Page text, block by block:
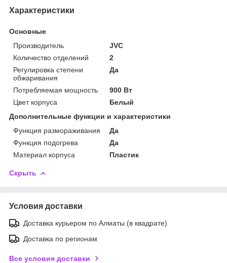
Характеристики
Основные
Производитель
JVC
Количество отделений
2
Регулировка степени
обжаривания
Да
Потребляемая мощность
900 Вт
Цвет корпуса
Белый
Дополнительные функции и характеристики
Функция размораживания
Да
Функция подогрева
Да
Материал корпуса
Пластик
Скрыть
Условия доставки
Доставка курьером по Алматы (в квадрате)
Доставка по регионам
Все условия доставки